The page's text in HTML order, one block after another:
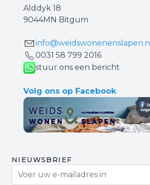
Alddyk 18
9044MN Bitgum
info@weidswonenenslapen.nl
0031 ‪58 799 2016‬
stuur ons een bericht
Volg ons op Facebook
NIEUWSBRIEF